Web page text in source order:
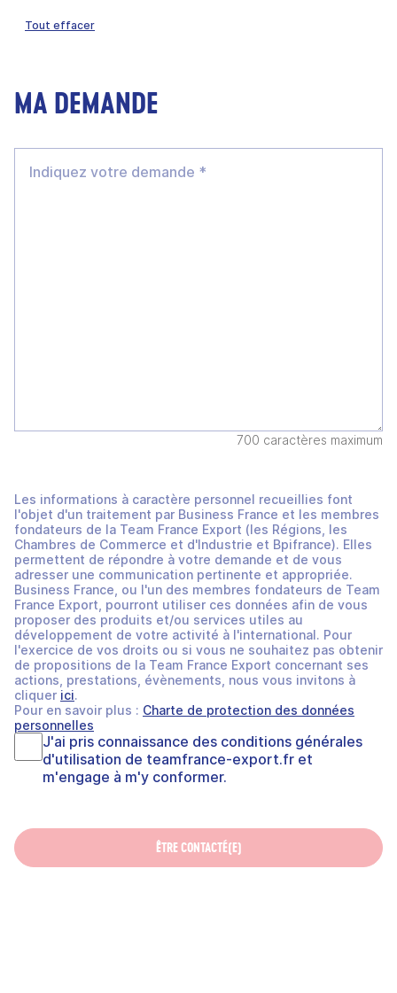
Tout effacer
MA DEMANDE
700 caractères maximum
Les informations à caractère personnel recueillies font
l'objet d'un traitement par Business France et les membres
fondateurs de la Team France Export (les Régions, les
Chambres de Commerce et d'Industrie et Bpifrance). Elles
permettent de répondre à votre demande et de vous
adresser une communication pertinente et appropriée.
Business France, ou l'un des membres fondateurs de Team
France Export, pourront utiliser ces données afin de vous
proposer des produits et/ou services utiles au
développement de votre activité à l'international. Pour
l'exercice de vos droits ou si vous ne souhaitez pas obtenir
de propositions de la Team France Export concernant ses
actions, prestations, évènements, nous vous invitons à
cliquer ici.
Pour en savoir plus : Charte de protection des données
personnelles
J'ai pris connaissance des conditions générales
d'utilisation de teamfrance-export.fr et
m'engage à m'y conformer.
ÊTRE CONTACTÉ(E)